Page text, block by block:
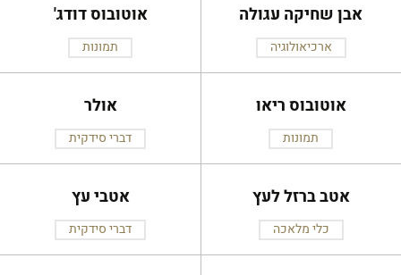
אבן שחיקה עגולה
ארכיאולוגיה
אוטובוס דודג'
תמונות
אוטובוס ריאו
תמונות
אולר
דברי סידקית
אטב ברזל לעץ
כלי מלאכה
אטבי עץ
דברי סידקית